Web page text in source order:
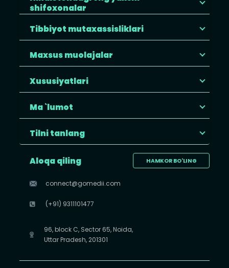
shifoxonalar
Tibbiyot mutaxassisliklari
Maxsus muolajalar
Xususiyatlari
Ma `lumot
Tilni tanlang
HAMKOR BO'LING
Aloqa qiling
connect@gomedii.com
(+91) 9311101477
96, block C, Sector 65, Noida,
Uttar Pradesh, 201301